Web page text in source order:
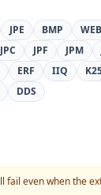
JPE BMP
JPC JPF JPM
ERF IIQ
DDS
fail even when the